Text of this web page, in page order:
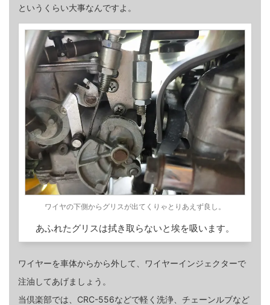
というくらい大事なんですよ。
ワイヤの下側からグリスが出てくりゃとりあえず良し。
あふれたグリスは拭き取らないと埃を吸います。
ワイヤーを車体からから外して、ワイヤーインジェクターで
注油してあげましょう。
当倶楽部では、CRC-556などで軽く洗浄、チェーンルブなど